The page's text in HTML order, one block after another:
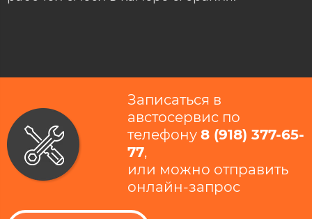
Записаться в
австосервис по
телефону 8 (918) 377-65-
77​,
или можно отправить
онлайн-запрос